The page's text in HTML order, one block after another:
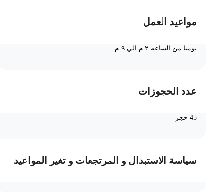
مواعيد العمل
يوميا من الساعه ٢ م الي ٩ م
عدد الحجوزات
سياسة الاستبدال و المرتجعات و تغير المواعيد